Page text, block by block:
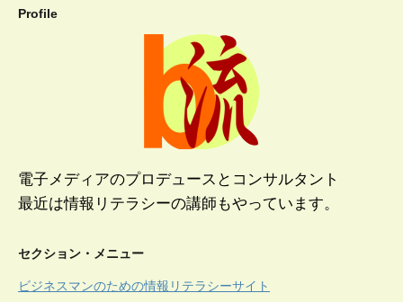
Profile
電子メディアのプロデュースとコンサルタント
最近は情報リテラシーの講師もやっています。
セクション・メニュー
ビジネスマンのための情報リテラシーサイト